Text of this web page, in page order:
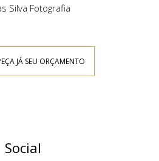
Silva Fotografia
JÁ SEU ORÇAMENTO
Social